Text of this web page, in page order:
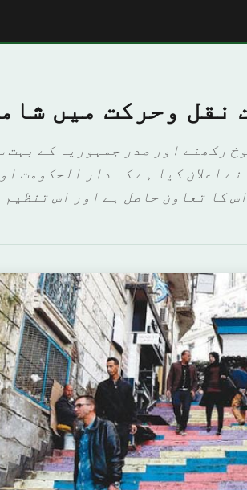
نقل وحرکت میں
رکھنے اور صدر جمہوریہ کے بہت
اعلان کیا ہے کہ دار الحکومت
کا تعاون حاصل ہے اور اس تنظیم